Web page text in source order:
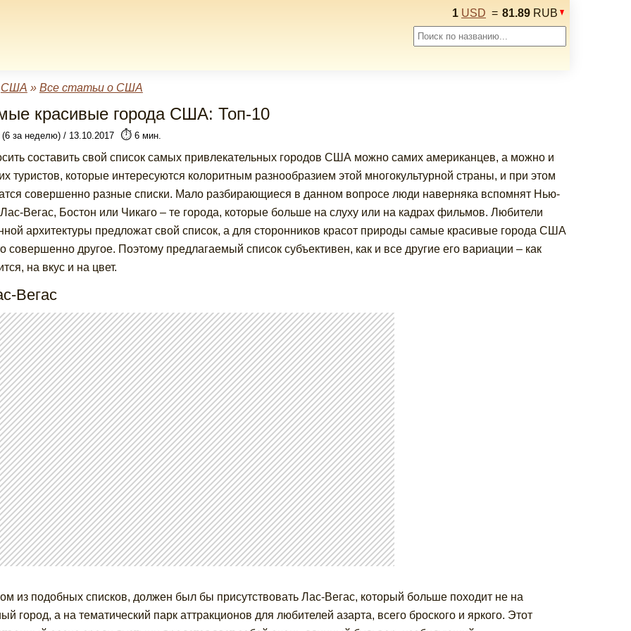
1 USD = 81.89 RUB
США » Все статьи о США
красивые города США: Топ-10
(6 за неделю) / 13.10.2017 ⏱️6 мин.
составить свой список самых привлекательных городов США можно самих американцев, а можно и
туристов, которые интересуются колоритным разнообразием этой многокультурной страны, и при этом
совершенно разные списки. Мало разбирающиеся в данном вопросе люди наверняка вспомнят Нью-
Вегас, Бостон или Чикаго – те города, которые больше на слуху или на кадрах фильмов. Любители
архитектуры предложат свой список, а для сторонников красот природы самые красивые города США
совершенно другое. Поэтому предлагаемый список субъективен, как и все другие его вариации – как
на вкус и на цвет.
Вегас
из подобных списков, должен был бы присутствовать Лас-Вегас, который больше походит не на
город, а на тематический парк аттракционов для любителей азарта, всего броского и яркого. Этот